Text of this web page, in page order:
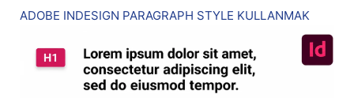
ADOBE INDESIGN PARAGRAPH STYLE KULLANMAK